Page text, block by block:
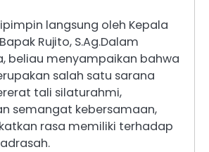
langsung oleh Kepala
Rujito, S.Ag.Dalam
beliau menyampaikan bahwa
salah satu sarana
tali silaturahmi,
semangat kebersamaan,
rasa memiliki terhadap